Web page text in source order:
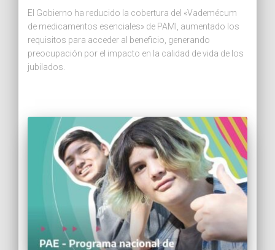
El Gobierno ha reducido la cobertura del «Vademécum
de medicamentos esenciales» de PAMI, aumentado los
requisitos para acceder al beneficio, generando
preocupación por el impacto en la calidad de vida de los
jubilados.